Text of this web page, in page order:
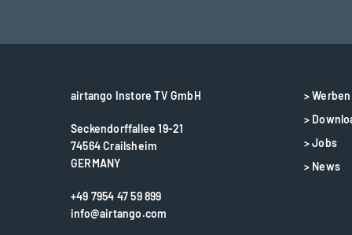
airtango Instore TV GmbH
Seckendorffallee 19-21
74564 Crailsheim
GERMANY
+49 7954 47 59 899
info@airtango.com
>
>
> Jobs
> News